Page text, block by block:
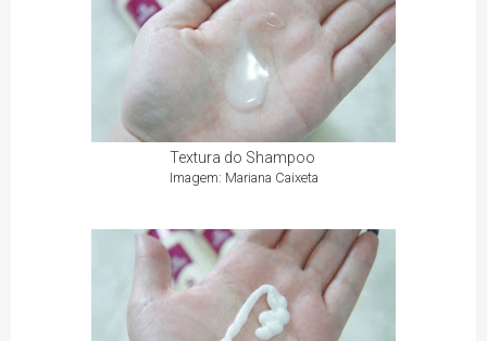
Textura do Shampoo
Imagem: Mariana Caixeta